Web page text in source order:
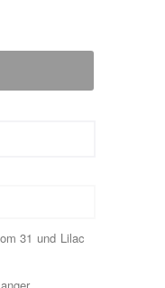
31 und Lilac